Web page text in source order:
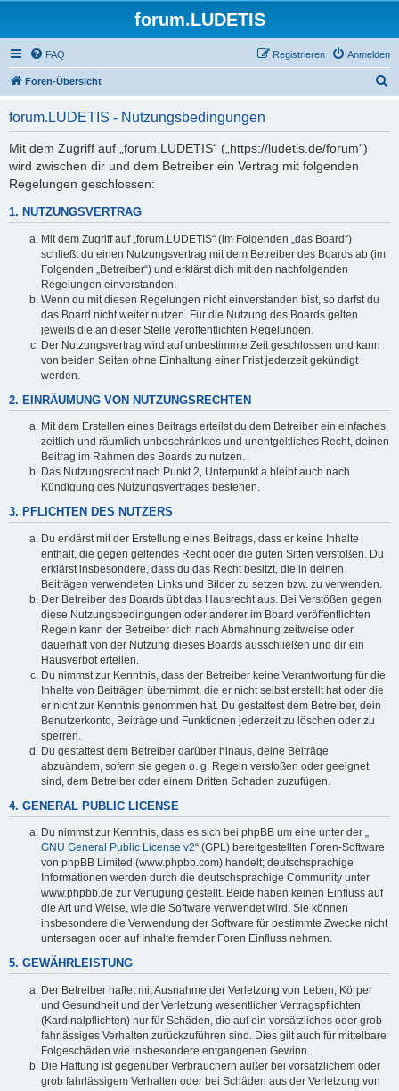
forum.LUDETIS
FAQ Anmelden
Registrieren
Foren-Übersicht
forum.LUDETIS - Nutzungsbedingungen
Mit dem Zugriff auf „forum.LUDETIS“ („https://ludetis.de/forum“)
wird zwischen dir und dem Betreiber ein Vertrag mit folgenden
Regelungen geschlossen:
1. NUTZUNGSVERTRAG
Mit dem Zugriff auf „forum.LUDETIS“ (im Folgenden „das Board“)
schließt du einen Nutzungsvertrag mit dem Betreiber des Boards ab (im
Folgenden „Betreiber“) und erklärst dich mit den nachfolgenden
Regelungen einverstanden.
Wenn du mit diesen Regelungen nicht einverstanden bist, so darfst du
das Board nicht weiter nutzen. Für die Nutzung des Boards gelten
jeweils die an dieser Stelle veröffentlichten Regelungen.
Der Nutzungsvertrag wird auf unbestimmte Zeit geschlossen und kann
von beiden Seiten ohne Einhaltung einer Frist jederzeit gekündigt
werden.
2. EINRÄUMUNG VON NUTZUNGSRECHTEN
Mit dem Erstellen eines Beitrags erteilst du dem Betreiber ein einfaches,
zeitlich und räumlich unbeschränktes und unentgeltliches Recht, deinen
Beitrag im Rahmen des Boards zu nutzen.
Das Nutzungsrecht nach Punkt 2, Unterpunkt a bleibt auch nach
Kündigung des Nutzungsvertrages bestehen.
3. PFLICHTEN DES NUTZERS
Du erklärst mit der Erstellung eines Beitrags, dass er keine Inhalte
enthält, die gegen geltendes Recht oder die guten Sitten verstoßen. Du
erklärst insbesondere, dass du das Recht besitzt, die in deinen
Beiträgen verwendeten Links und Bilder zu setzen bzw. zu verwenden.
Der Betreiber des Boards übt das Hausrecht aus. Bei Verstößen gegen
diese Nutzungsbedingungen oder anderer im Board veröffentlichten
Regeln kann der Betreiber dich nach Abmahnung zeitweise oder
dauerhaft von der Nutzung dieses Boards ausschließen und dir ein
Hausverbot erteilen.
Du nimmst zur Kenntnis, dass der Betreiber keine Verantwortung für die
Inhalte von Beiträgen übernimmt, die er nicht selbst erstellt hat oder die
er nicht zur Kenntnis genommen hat. Du gestattest dem Betreiber, dein
Benutzerkonto, Beiträge und Funktionen jederzeit zu löschen oder zu
sperren.
Du gestattest dem Betreiber darüber hinaus, deine Beiträge
abzuändern, sofern sie gegen o. g. Regeln verstoßen oder geeignet
sind, dem Betreiber oder einem Dritten Schaden zuzufügen.
4. GENERAL PUBLIC LICENSE
Du nimmst zur Kenntnis, dass es sich bei phpBB um eine unter der „
GNU General Public License v2“ (GPL) bereitgestellten Foren-Software
von phpBB Limited (www.phpbb.com) handelt; deutschsprachige
Informationen werden durch die deutschsprachige Community unter
www.phpbb.de zur Verfügung gestellt. Beide haben keinen Einfluss auf
die Art und Weise, wie die Software verwendet wird. Sie können
insbesondere die Verwendung der Software für bestimmte Zwecke nicht
untersagen oder auf Inhalte fremder Foren Einfluss nehmen.
5. GEWÄHRLEISTUNG
Der Betreiber haftet mit Ausnahme der Verletzung von Leben, Körper
und Gesundheit und der Verletzung wesentlicher Vertragspflichten
(Kardinalpflichten) nur für Schäden, die auf ein vorsätzliches oder grob
fahrlässiges Verhalten zurückzuführen sind. Dies gilt auch für mittelbare
Folgeschäden wie insbesondere entgangenen Gewinn.
Die Haftung ist gegenüber Verbrauchern außer bei vorsätzlichem oder
grob fahrlässigem Verhalten oder bei Schäden aus der Verletzung von